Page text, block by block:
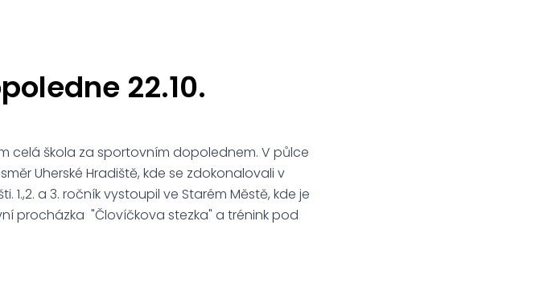
22.10.
celá škola za sportovním dopolednem. V půlce
Uherské Hradiště, kde se zdokonalovali v
a 3. ročník vystoupil ve Starém Městě, kde je
procházka "Človíčkova stezka" a trénink pod